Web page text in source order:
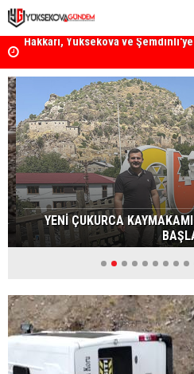
Yüksekova Ziraat Odası'ndan
Çağrısı
YENİ ÇUKURCA KAYMAKAMI